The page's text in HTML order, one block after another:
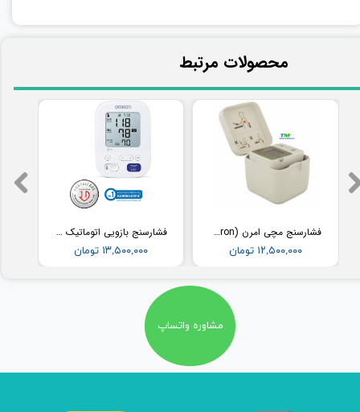
فشارسنج بازویی اتوماتیک با کاف پهن امرن (OMRON) مدل M3
۱۳,۵۰۰,۰۰۰ تومان
فشارسنج مچی امرن (Omron) مدل RS2
۱۲,۵۰۰,۰۰۰ تومان
​محصولات مرتبط
مشاوره واتساپ